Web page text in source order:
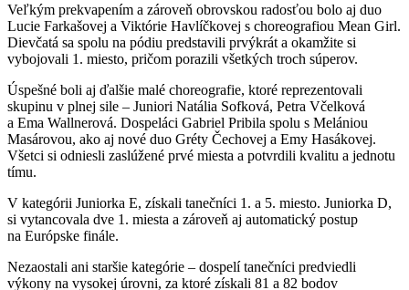
Veľkým prekvapením a zároveň obrovskou radosťou bolo aj duo
Lucie Farkašovej a Viktórie Havlíčkovej s choreografiou Mean Girl.
Dievčatá sa spolu na pódiu predstavili prvýkrát a okamžite si
vybojovali 1. miesto, pričom porazili všetkých troch súperov.
Úspešné boli aj ďalšie malé choreografie, ktoré reprezentovali
skupinu v plnej sile – Juniori Natália Sofková, Petra Včelková
a Ema Wallnerová. Dospeláci Gabriel Pribila spolu s Melániou
Masárovou, ako aj nové duo Gréty Čechovej a Emy Hasákovej.
Všetci si odniesli zaslúžené prvé miesta a potvrdili kvalitu a jednotu
tímu.
V kategórii Juniorka E, získali tanečníci 1. a 5. miesto. Juniorka D,
si vytancovala dve 1. miesta a zároveň aj automatický postup
na Európske finále.
Nezaostali ani staršie kategórie – dospelí tanečníci predviedli
výkony na vysokej úrovni, za ktoré získali 81 a 82 bodov